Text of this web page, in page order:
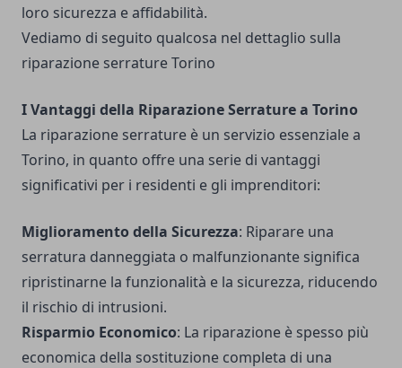
loro sicurezza e affidabilità.
Vediamo di seguito qualcosa nel dettaglio sulla
riparazione serrature Torino
I Vantaggi della Riparazione Serrature a Torino
La riparazione serrature è un servizio essenziale a
Torino, in quanto offre una serie di vantaggi
significativi per i residenti e gli imprenditori:
Miglioramento della Sicurezza: Riparare una
serratura danneggiata o malfunzionante significa
ripristinarne la funzionalità e la sicurezza, riducendo
il rischio di intrusioni.
Risparmio Economico: La riparazione è spesso più
economica della sostituzione completa di una